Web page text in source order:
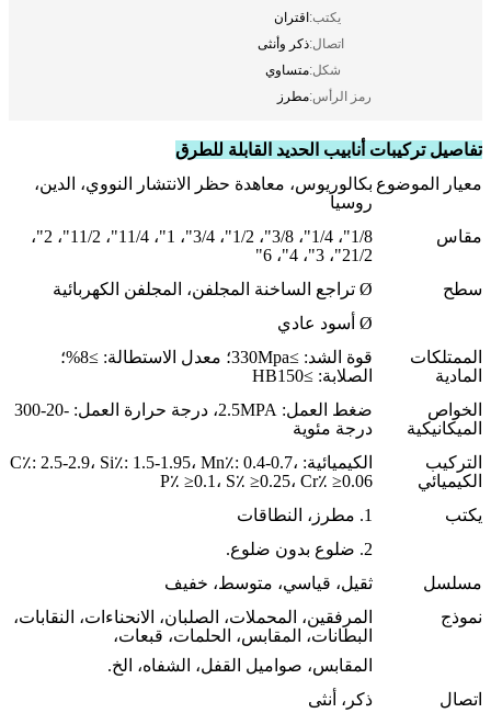
يكتب:اقتران
اتصال:ذكر وأنثى
شكل:متساوي
رمز الرأس:مطرز
تفاصيل تركيبات أنابيب الحديد القابلة للطرق
معيار الموضوع بكالوريوس، معاهدة حظر الانتشار النووي، الدين،
روسيا
مقاس
1/8"، 1/4"، 3/8"، 1/2"، 3/4"، 1"، 11/4"، 11/2"، 2"،
21/2"، 3"، 4"، 6"
سطح
Ø تراجع الساخنة المجلفن، المجلفن الكهربائية
Ø أسود عادي
الممتلكات
المادية
قوة الشد: ≥330Mpa؛ معدل الاستطالة: ≥8%؛
الصلابة: ≥HB150
الخواص
الميكانيكية
ضغط العمل: 2.5MPA، درجة حرارة العمل: -20-300
درجة مئوية
التركيب
الكيميائي
الكيميائية: C٪: 2.5-2.9، Si٪: 1.5-1.95، Mn٪: 0.4-0.7،
P٪ ≥0.1، S٪ ≥0.25، Cr٪ ≥0.06
يكتب
1. مطرز، النطاقات
2. ضلوع بدون ضلوع.
مسلسل
ثقيل، قياسي، متوسط، خفيف
نموذج
المرفقين، المحملات، الصلبان، الانحناءات، النقابات،
البطانات، المقابس، الحلمات، قبعات،
المقابس، صواميل القفل، الشفاه، الخ.
اتصال
ذكر، أنثى